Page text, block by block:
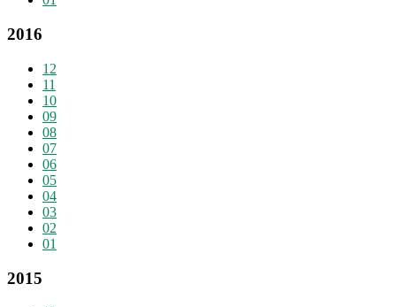
2016
12
11
10
09
08
07
06
05
04
03
02
01
2015